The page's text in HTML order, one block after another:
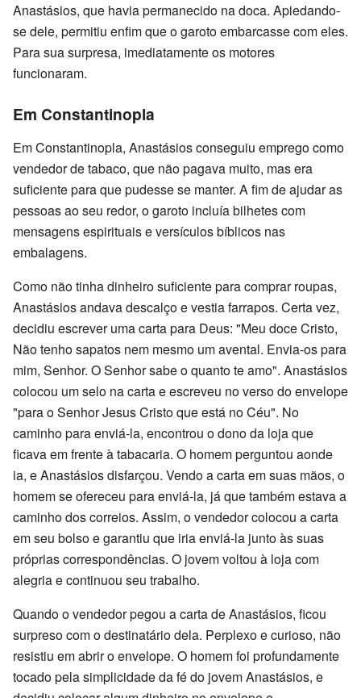
Anastásios, que havia permanecido na doca. Apiedando-
se dele, permitiu enfim que o garoto embarcasse com eles.
Para sua surpresa, imediatamente os motores
funcionaram.
Em Constantinopla
Em Constantinopla, Anastásios conseguiu emprego como
vendedor de tabaco, que não pagava muito, mas era
suficiente para que pudesse se manter. A fim de ajudar as
pessoas ao seu redor, o garoto incluía bilhetes com
mensagens espirituais e versículos bíblicos nas
embalagens.
Como não tinha dinheiro suficiente para comprar roupas,
Anastásios andava descalço e vestia farrapos. Certa vez,
decidiu escrever uma carta para Deus: "Meu doce Cristo,
Não tenho sapatos nem mesmo um avental. Envia-os para
mim, Senhor. O Senhor sabe o quanto te amo". Anastásios
colocou um selo na carta e escreveu no verso do envelope
"para o Senhor Jesus Cristo que está no Céu". No
caminho para enviá-la, encontrou o dono da loja que
ficava em frente à tabacaria. O homem perguntou aonde
ia, e Anastásios disfarçou. Vendo a carta em suas mãos, o
homem se ofereceu para enviá-la, já que também estava a
caminho dos correios. Assim, o vendedor colocou a carta
em seu bolso e garantiu que iria enviá-la junto às suas
próprias correspondências. O jovem voltou à loja com
alegria e continuou seu trabalho.
Quando o vendedor pegou a carta de Anastásios, ficou
surpreso com o destinatário dela. Perplexo e curioso, não
resistiu em abrir o envelope. O homem foi profundamente
tocado pela simplicidade da fé do jovem Anastásios, e